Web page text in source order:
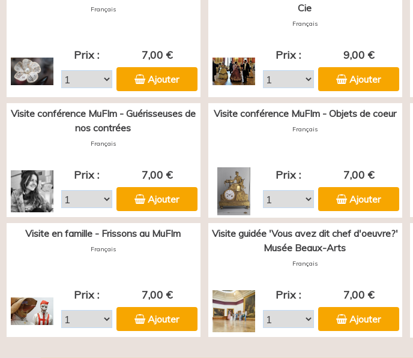
Français
Prix : 7,00 €
Ajouter
Cie
Français
Prix : 9,00 €
Ajouter
Visite conférence MuFIm - Guérisseuses de
nos contrées
Français
Prix : 7,00 €
Ajouter
Visite conférence MuFIm - Objets de coeur
Français
Prix : 7,00 €
Ajouter
Visite en famille - Frissons au MuFIm
Français
Prix : 7,00 €
Ajouter
Visite guidée 'Vous avez dit chef d'oeuvre?'
Musée Beaux-Arts
Français
Prix : 7,00 €
Ajouter